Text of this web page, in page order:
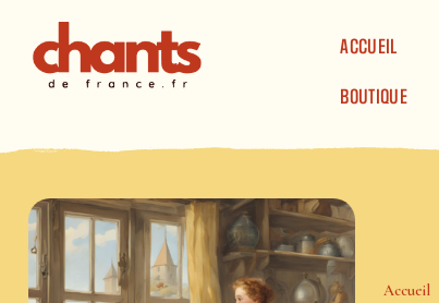
ACCUEIL
BOUTIQUE
Accueil